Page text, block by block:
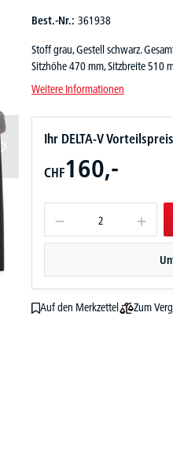
Best.-Nr.: 361938
Stoff grau, Gestell schwarz.
Sitzhöhe 470 mm, Sitzbreite 510
Weitere Informationen
Ihr DELTA-V
CHF160,-
Auf den Merkzettel Zum